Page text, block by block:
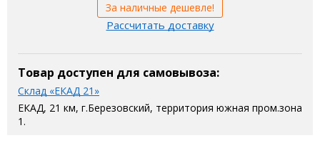
За наличные дешевле!
Рассчитать доставку
Товар доступен для самовывоза:
Склад «ЕКАД 21»
ЕКАД, 21 км, г.Березовский, территория южная пром.зона
1.